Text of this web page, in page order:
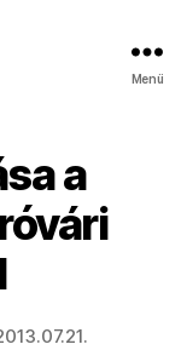
Menü
a